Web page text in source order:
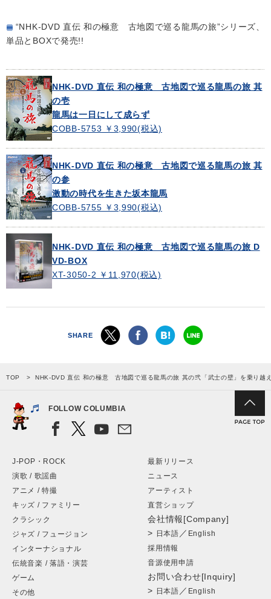
“NHK-DVD 直伝 和の極意 古地図で巡る龍馬の旅”シリーズ、
単品とBOXで発売!!
NHK-DVD 直伝 和の極意 古地図で巡る龍馬の旅 其
の壱
龍馬は一日にして成らず
COBB-5753 ￥3,990(税込)
NHK-DVD 直伝 和の極意 古地図で巡る龍馬の旅 其
の参
激動の時代を生きた坂本龍馬
COBB-5755 ￥3,990(税込)
NHK-DVD 直伝 和の極意 古地図で巡る龍馬の旅 D
VD-BOX
XT-3050-2 ￥11,970(税込)
SHARE
TOP NHK-DVD 直伝 和の極意 古地図で巡る龍馬の旅 其の弐「武士の壁」を乗り越
FOLLOW COLUMBIA
J-POP・ROCK
演歌 / 歌謡曲
アニメ / 特撮
キッズ / ファミリー
クラシック
ジャズ / フュージョン
インターナショナル
伝統音楽 / 落語・演芸
ゲーム
その他
最新リリース
ニュース
アーティスト
直営ショップ
会社情報[Company]
> 日本語 ／ English
採用情報
音源使用申請
お問い合わせ[Inquiry]
> 日本語 ／ English